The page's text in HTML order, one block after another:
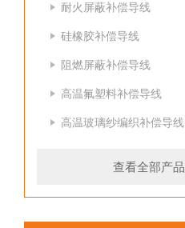
耐火屏蔽补偿导线
硅橡胶补偿导线
阻燃屏蔽补偿导线
高温氟塑料补偿导线
高温玻璃纱编织补偿导线
查看全部产品